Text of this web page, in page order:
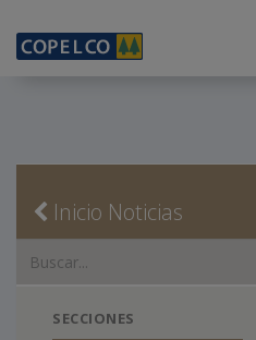
Inicio Noticias
SECCIONES